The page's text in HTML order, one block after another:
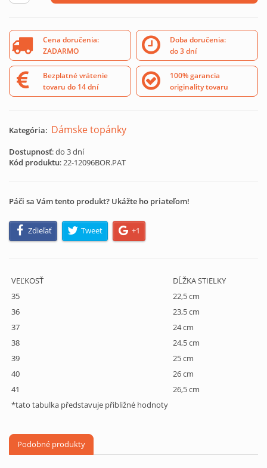
Cena doručenia:
ZADARMO
Doba doručenia:
do 3 dní
Bezplatné vrátenie
tovaru do 14 dní
100% garancia
originality tovaru
Kategória: Dámske topánky
Dostupnosť: do 3 dní
Kód produktu:22-12096BOR.PAT
Páči sa Vám tento produkt? Ukážte ho priateľom!
Zdieľať Tweet +1
VEĽKOSŤ
DĹŽKA STIELKY
35
22,5 cm
36
23,5 cm
37
24 cm
38
24,5 cm
39
25 cm
40
26 cm
41
26,5 cm
*tato tabulka představuje přibližné hodnoty
Podobné produkty